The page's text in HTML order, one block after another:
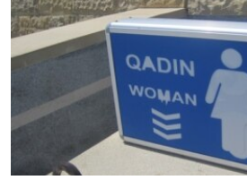
MULTIMEDIA
FOTOQALEREYA
KARIKATURA
OXU ZALI
AZƏRBAYCAN ƏDƏBIYYATI KITABXANASI
İSLAM VƏ DEMOKRATIYA
HAQQIMIZDA
PEŞƏ ETIKASI VƏ JURNALISTIKA